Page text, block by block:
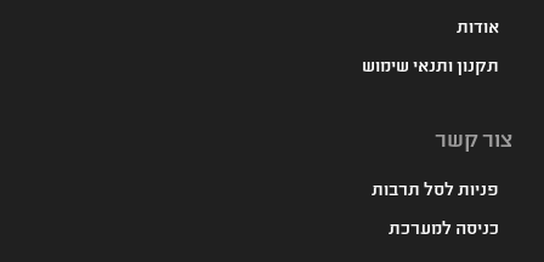
אודות
תקנון ותנאי שימוש
צור קשר
פניות לסל תרבות
כניסה למערכת